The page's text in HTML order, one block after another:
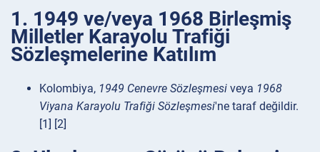
1. 1949 ve/veya 1968 Birleşmiş
Milletler Karayolu Trafiği
Sözleşmelerine Katılım
Kolombiya, 1949 Cenevre Sözleşmesi veya 1968
Viyana Karayolu Trafiği Sözleşmesi'ne taraf değildir.
[1] [2]